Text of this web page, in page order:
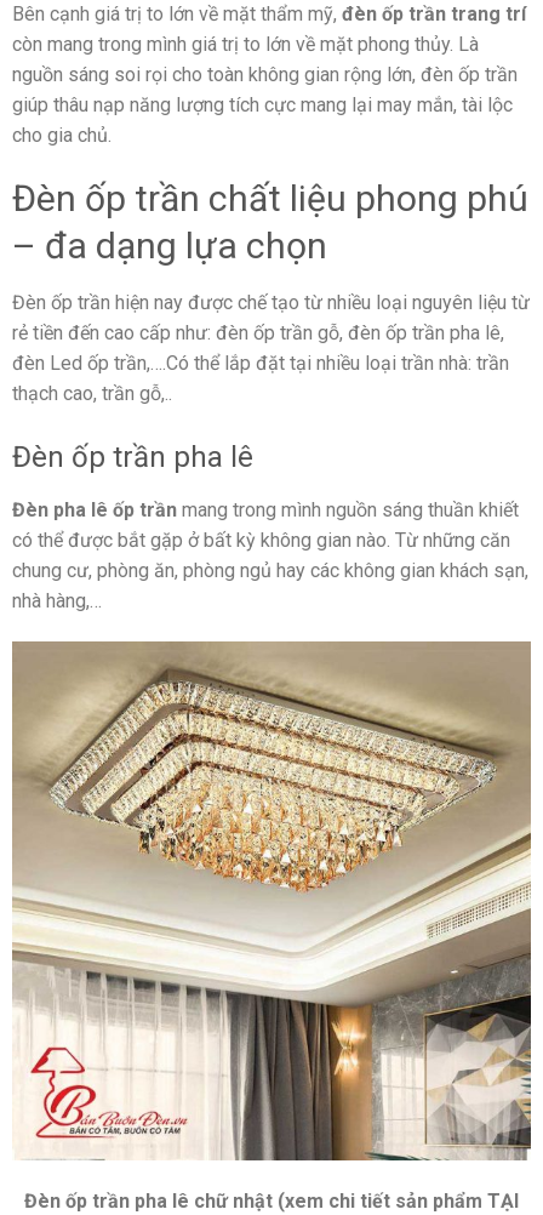
Bên cạnh giá trị to lớn về mặt thẩm mỹ, đèn ốp trần trang trí
còn mang trong mình giá trị to lớn về mặt phong thủy. Là
nguồn sáng soi rọi cho toàn không gian rộng lớn, đèn ốp trần
giúp thâu nạp năng lượng tích cực mang lại may mắn, tài lộc
cho gia chủ.
Đèn ốp trần chất liệu phong phú
– đa dạng lựa chọn
Đèn ốp trần hiện nay được chế tạo từ nhiều loại nguyên liệu từ
rẻ tiền đến cao cấp như: đèn ốp trần gỗ, đèn ốp trần pha lê,
đèn Led ốp trần,….Có thể lắp đặt tại nhiều loại trần nhà: trần
thạch cao, trần gỗ,..
Đèn ốp trần pha lê
Đèn pha lê ốp trầnmang trong mình nguồn sáng thuần khiết
có thể được bắt gặp ở bất kỳ không gian nào. Từ những căn
chung cư, phòng ăn, phòng ngủ hay các không gian khách sạn,
nhà hàng,…
Đèn ốp trần pha lê chữ nhật (xem chi tiết sản phẩm TẠI